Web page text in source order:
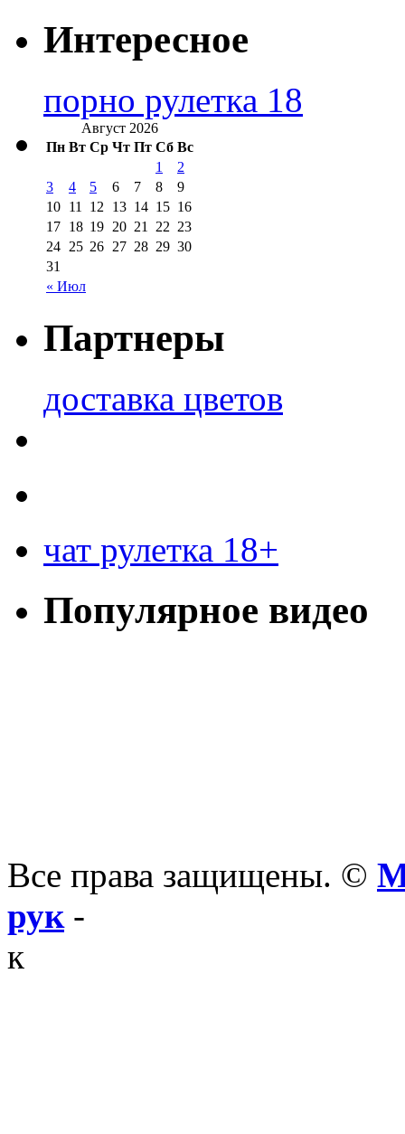
Интересное
порно рулетка 18
Август 2026
Пн Вт Ср Чт Пт Сб Вс
« Июл
1
2
3
4 5 6 7 8
9
10 11 12 13 14 15 16
17 18 19 20 21 22 23
24 25 26 27 28 29 30
31
Партнеры
доставка цветов
чат рулетка 18+
Популярное видео
Все права защищены. ©
рук-
к